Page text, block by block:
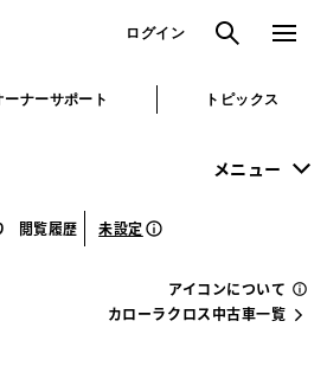
ログイン 検索 メニュ
ーナーサポート トピックス
メニュー
閲覧履歴 未設定
アイコンについて
カローラクロス中古車一覧